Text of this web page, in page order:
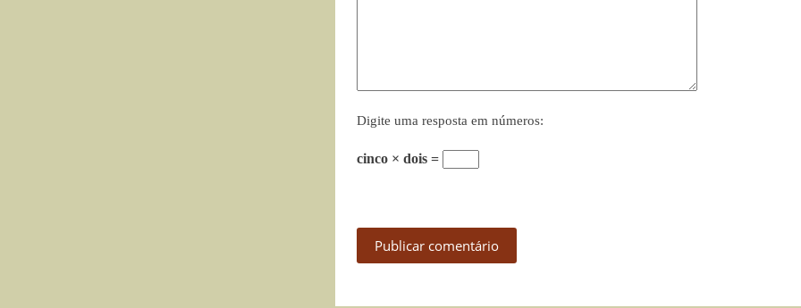
Digite uma resposta em números:
cinco × dois =
Publicar comentário